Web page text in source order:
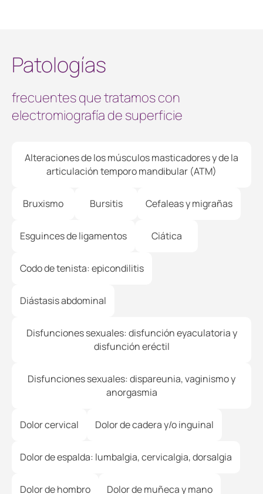
Patologías
frecuentes que tratamos con
electromiografía de superficie
Alteraciones de los músculos masticadores y de la
articulación temporo mandibular (ATM)
Bruxismo Bursitis Cefaleas y migrañas
Esguinces de ligamentos Ciática
Codo de tenista: epicondilitis
Diástasis abdominal
Disfunciones sexuales: disfunción eyaculatoria y
disfunción eréctil
Disfunciones sexuales: dispareunia, vaginismo y
anorgasmia
Dolor cervical Dolor de cadera y/o inguinal
Dolor de espalda: lumbalgia, cervicalgia, dorsalgia
Dolor de hombro Dolor de muñeca y mano